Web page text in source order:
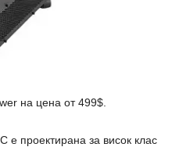
на цена от 499$.
е проектирана за висок клас